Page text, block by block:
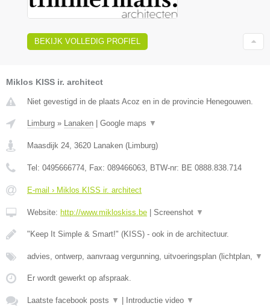
BEKIJK VOLLEDIG PROFIEL
Miklos KISS ir. architect
Niet gevestigd in de plaats Acoz en in de provincie Henegouwen.
Limburg » Lanaken | Google maps ▼
Maasdijk 24 3620 Lanaken (Limburg)
Tel: 0495666774 , Fax: 089466063 , BTW-nr: BE 0888.838.714
E-mail › Miklos KISS ir. architect
Website: http://www.mikloskiss.be | Screenshot ▼
"Keep It Simple & Smart!" (KISS) - ook in de architectuur.
advies, ontwerp, aanvraag vergunning, uitvoeringsplan (lichtplan, ▼
Er wordt gewerkt op afspraak.
Laatste facebook posts ▼ | Introductie video ▼